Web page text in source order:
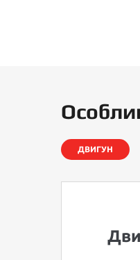
ДВИГУН